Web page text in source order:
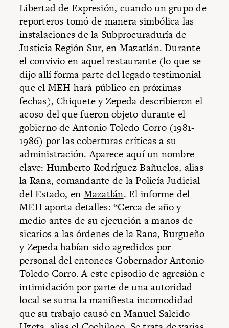
Libertad de Expresión, cuando un grupo de
reporteros tomó de manera simbólica las
instalaciones de la Subprocuraduría de
Justicia Región Sur, en Mazatlán. Durante
el convivio en aquel restaurante (lo que se
dijo allí forma parte del legado testimonial
que el MEH hará público en próximas
fechas), Chiquete y Zepeda describieron el
acoso del que fueron objeto durante el
gobierno de Antonio Toledo Corro (1981-
1986) por las coberturas críticas a su
administración. Aparece aquí un nombre
clave: Humberto Rodríguez Bañuelos, alias
la Rana, comandante de la Policía Judicial
del Estado, en Mazatlán. El informe del
MEH aporta detalles: “Cerca de año y
medio antes de su ejecución a manos de
sicarios a las órdenes de la Rana, Burgueño
y Zepeda habían sido agredidos por
personal del entonces Gobernador Antonio
Toledo Corro. A este episodio de agresión e
intimidación por parte de una autoridad
local se suma la manifiesta incomodidad
que su trabajo causó en Manuel Salcido